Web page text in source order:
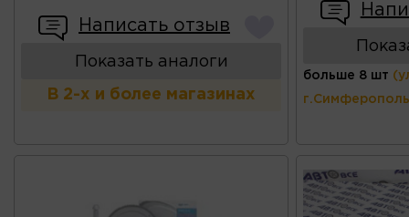
Написать отзыв
Показать аналоги
В 2-х и более магазинах
больше 8 шт